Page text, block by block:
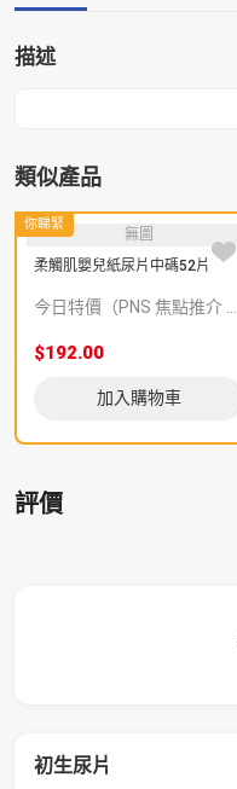
描述
類似產品
你睇緊
無圖
柔觸肌嬰兒紙尿片中碼52片
今日特價（PNS 焦點推介 820071）
$192.00
加入購物車
評價
初生尿片